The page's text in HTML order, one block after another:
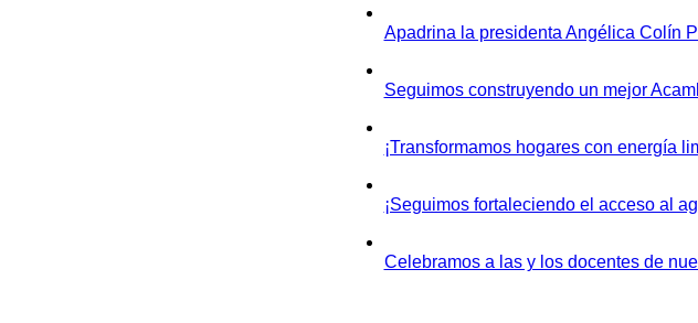
Apadrina la presidenta Angélica Colín
Seguimos construyendo un mejor
¡Transformamos hogares con energía
¡Seguimos fortaleciendo el acceso al
Celebramos a las y los docentes de